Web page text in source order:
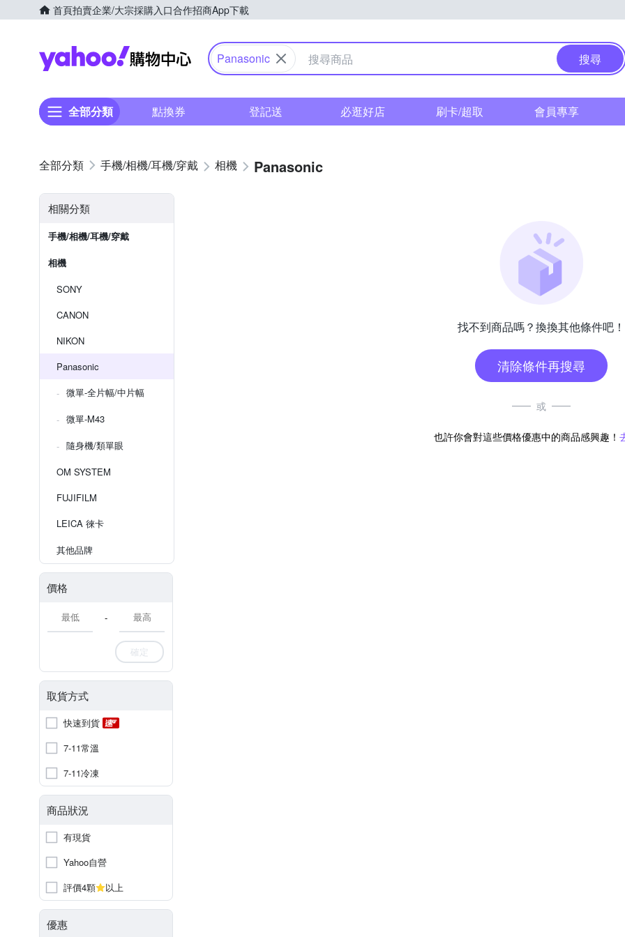
首頁拍賣企業/大宗採購入口合作招商App下載
Yahoo購物中心
Panasonic 搜尋
全部分類 點換券 登記送 必逛好店 刷卡/超取 會員專享
手機/相機/耳機/穿戴 相機 Panasonic
相關分類
手機/相機/耳機/穿戴
相機
SONY
CANON
NIKON
Panasonic
微單-全片幅/中片幅
微單-M43
隨身機/類單眼
OM SYSTEM
FUJIFILM
LEICA 徠卡
其他品牌
價格
-
確定
取貨方式
快速到貨
7-11常溫
7-11冷凍
商品狀況
有現貨
Yahoo自營
評價4顆
以上
優惠
找不到商品嗎？換換其他條件吧！
清除條件再搜尋
或
也許你會對這些價格優惠中的商品感興趣！